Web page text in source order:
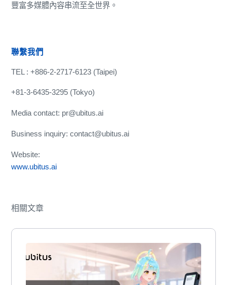
豐富多媒體內容串流至全世界。
聯繫我們
TEL : +886-2-2717-6123 (Taipei)
+81-3-6435-3295 (Tokyo)
Media contact: pr@ubitus.ai
Business inquiry: contact@ubitus.ai
Website:
www.ubitus.ai
相關文章